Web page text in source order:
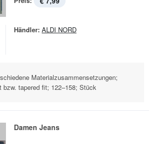
Händler: ALDI NORD
Materialzusammensetzungen;
tapered fit; 122–158; Stück
Damen Jeans